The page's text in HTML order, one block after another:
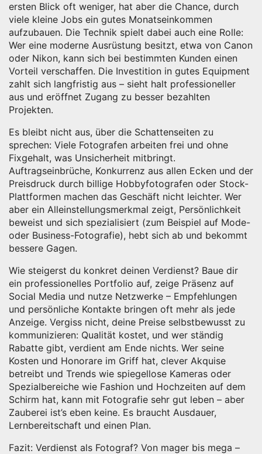
ersten Blick oft weniger, hat aber die Chance, durch
viele kleine Jobs ein gutes Monatseinkommen
aufzubauen. Die Technik spielt dabei auch eine Rolle:
Wer eine moderne Ausrüstung besitzt, etwa von Canon
oder Nikon, kann sich bei bestimmten Kunden einen
Vorteil verschaffen. Die Investition in gutes Equipment
zahlt sich langfristig aus – sieht halt professioneller
aus und eröffnet Zugang zu besser bezahlten
Projekten.
Es bleibt nicht aus, über die Schattenseiten zu
sprechen: Viele Fotografen arbeiten frei und ohne
Fixgehalt, was Unsicherheit mitbringt.
Auftragseinbrüche, Konkurrenz aus allen Ecken und der
Preisdruck durch billige Hobbyfotografen oder Stock-
Plattformen machen das Geschäft nicht leichter. Wer
aber ein Alleinstellungsmerkmal zeigt, Persönlichkeit
beweist und sich spezialisiert (zum Beispiel auf Mode-
oder Business-Fotografie), hebt sich ab und bekommt
bessere Gagen.
Wie steigerst du konkret deinen Verdienst? Baue dir
ein professionelles Portfolio auf, zeige Präsenz auf
Social Media und nutze Netzwerke – Empfehlungen
und persönliche Kontakte bringen oft mehr als jede
Anzeige. Vergiss nicht, deine Preise selbstbewusst zu
kommunizieren: Qualität kostet, und wer ständig
Rabatte gibt, verdient am Ende nichts. Wer seine
Kosten und Honorare im Griff hat, clever Akquise
betreibt und Trends wie spiegellose Kameras oder
Spezialbereiche wie Fashion und Hochzeiten auf dem
Schirm hat, kann mit Fotografie sehr gut leben – aber
Zauberei ist’s eben keine. Es braucht Ausdauer,
Lernbereitschaft und einen Plan.
Fazit: Verdienst als Fotograf? Von mager bis mega –